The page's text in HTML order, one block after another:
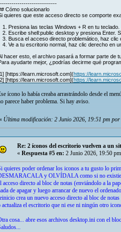
Cómo solucionarlo
quieres que este acceso directo se comporte
1. Presiona las teclas Windows + R en tu teclado.
2. Escribe shell:public desktop y presiona Enter.
3. Busca el acceso directo problemático, haz clic
4. Ve a tu escritorio normal, haz clic derecho en
hacer esto, el archivo pasará a formar parte de
ayudarte mejor, ¿podrías decirme qué
[https://learn.microsoft.com](https://
[https://learn.microsoft.com](https://
ícono lo había creaba arrastrándolo desde el
parece haber problema. Si hay aviso.
Última modificación: 2 Junio 2026, 19:51 pm por
Re: 2 íconos del escritorio vuelven a un
« Respuesta #5 en: 2 Junio 2026, 19:50
quieres poder ordenar los iconos a tu gusto lo
y OLVÍDALA como si no
acceso directo al bloc de notas (enviándolo a la
de apagar y luego arrancar de nuevo el
crea un nuevo acceso directo al bloc de
actualiza el escritorio que ni ese ni ningún otro
cosa... abre esos archivos desktop.ini con el